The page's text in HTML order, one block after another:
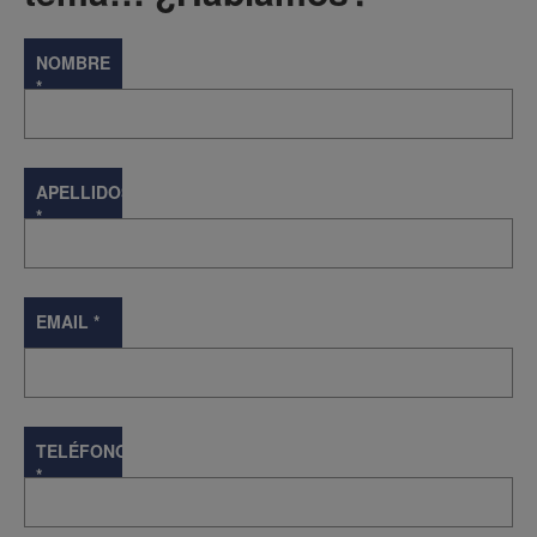
NOMBRE
*
APELLIDOS
*
EMAIL *
TELÉFONO
*